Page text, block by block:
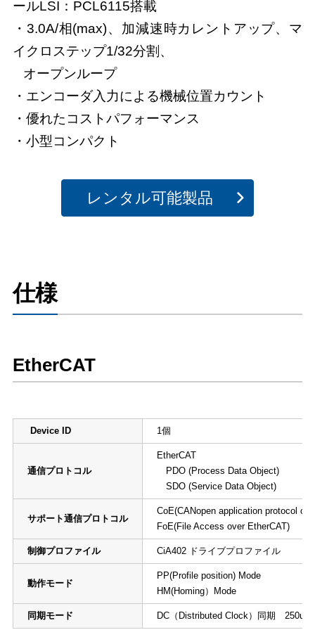
ールLSI：PCL6115搭載
・3.0A/相(max)、加減速時カレントアップ、マ
イクロステップ1/32分割、
オープンループ
・エンコーダ入力による機械位置カウント
・優れたコストパフォーマンス
・小型コンパクト
レンタル可能製品
仕様
EtherCAT
Device ID 1個
通信プロトコル
EtherCAT
PDO (Process Data Object)
SDO (Service Data Object)
サポート通信プロトコル
CoE(CANopen application protocol
FoE(File Access over EtherCAT)
制御プロファイル CiA402 ドライブプロファイル
動作モード
PP(Profile position) Mode
HM(Homing）Mode
同期モード DC（Distributed Clock）同期 250us